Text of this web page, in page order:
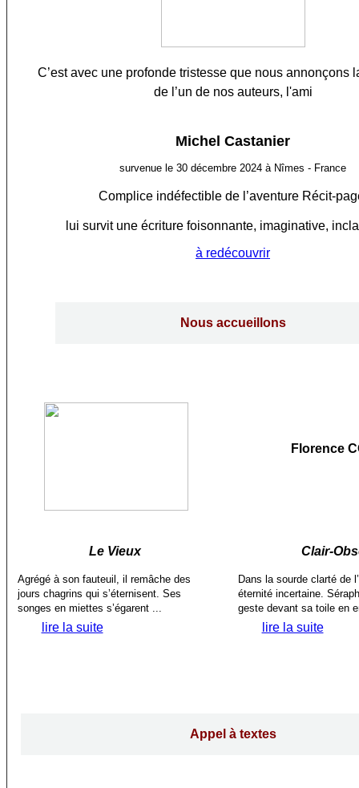
C’est avec une profonde tristesse que nous annonçons
de l’un de nos auteurs, l'ami
Michel Castanier
survenue le 30 décembre 2024 à Nîmes - France
Complice indéfectible de l’aventure Récit-
lui survit une écriture foisonnante, imaginative,
à redécouvrir
Nous accueillons
Florence
Le Vieux
Agrégé à son fauteuil, il remâche des
jours chagrins qui s’éternisent. Ses
songes en miettes s’égarent ...
lire la suite
Clair-
Dans la sourde clarté de
éternité incertaine.
geste devant sa toile en
lire la suite
Appel à textes